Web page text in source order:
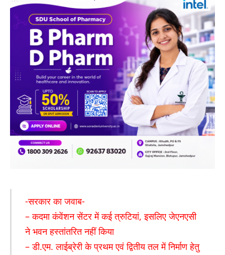
-सरकार का जवाब-
– कदमा कंवेंशन सेंटर में कई त्रुटियां, इसलिए जेएनएसी
ने भवन हस्तांतरित नहीं किया
– डी.एम. लाईब्रेरी के प्रथम एवं द्वितीय तल में निर्माण हेतु